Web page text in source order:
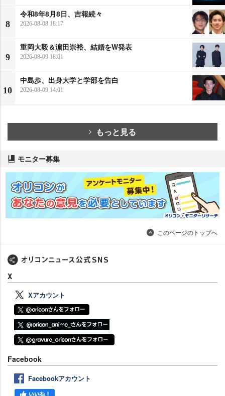
8
令和8年8月8日、吉報続々
2026-08-08 18:17
9
重岡大毅＆濵田崇裕、結婚をW発表
2026-08-09 18:01
10
中島歩、出身大学と学部を告白
2026-08-09 14:01
もっと見る
モニター募集
このページのトップへ
X
Xアカウント
Facebook
Facebookアカウント